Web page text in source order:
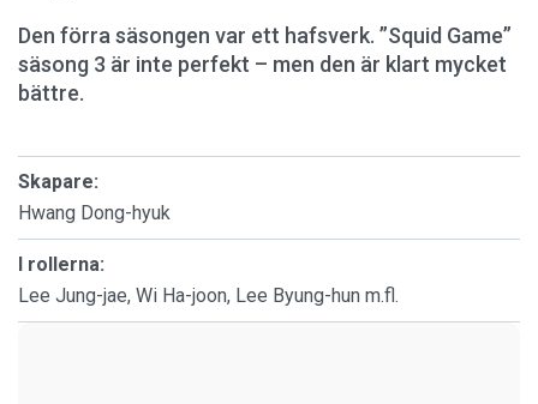
Den förra säsongen var ett hafsverk. ”Squid Game”
säsong 3 är inte perfekt – men den är klart mycket
bättre.
Skapare:
Hwang Dong-hyuk
I rollerna:
Lee Jung-jae, Wi Ha-joon, Lee Byung-hun m.fl.